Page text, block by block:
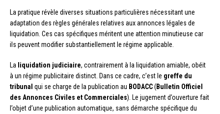
La pratique révèle diverses situations particulières nécessitant une
adaptation des règles générales relatives aux annonces légales de
liquidation. Ces cas spécifiques méritent une attention minutieuse car
ils peuvent modifier substantiellement le régime applicable.
La liquidation judiciaire, contrairement à la liquidation amiable, obéit
à un régime publicitaire distinct. Dans ce cadre, c’est le greffe du
tribunal qui se charge de la publication au BODACC(Bulletin Officiel
des Annonces Civiles et Commerciales). Le jugement d’ouverture fait
l’objet d’une publication automatique, sans démarche spécifique du